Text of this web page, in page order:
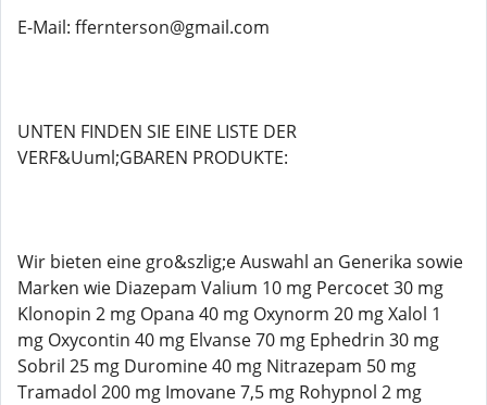
E-Mail: ffernterson@gmail.com
UNTEN FINDEN SIE EINE LISTE DER
VERF&Uuml;GBAREN PRODUKTE:
Wir bieten eine gro&szlig;e Auswahl an Generika sowie
Marken wie Diazepam Valium 10 mg Percocet 30 mg
Klonopin 2 mg Opana 40 mg Oxynorm 20 mg Xalol 1
mg Oxycontin 40 mg Elvanse 70 mg Ephedrin 30 mg
Sobril 25 mg Duromine 40 mg Nitrazepam 50 mg
Tramadol 200 mg Imovane 7,5 mg Rohypnol 2 mg